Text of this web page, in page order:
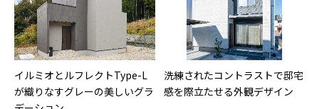
イルミオとルフレクトType-L
が織りなすグレーの美しいグラ
洗練されたコントラストで邸宅
感を際立たせる外観デザイン